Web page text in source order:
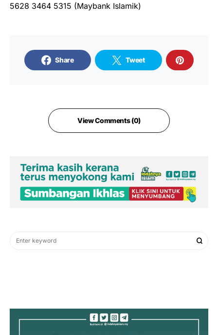
5628 3464 5315 (Maybank Islamik)
Share Tweet
View Comments (0)